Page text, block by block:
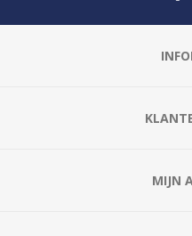
MIJN